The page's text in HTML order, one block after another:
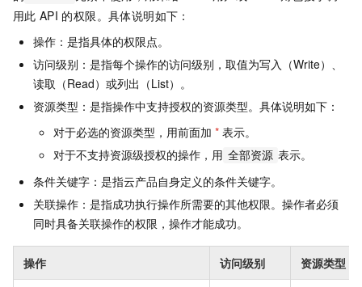
用此 API 的权限。具体说明如下：
操作：是指具体的权限点。
访问级别：是指每个操作的访问级别，取值为写入（Write）、
读取（Read）或列出（List）。
资源类型：是指操作中支持授权的资源类型。具体说明如下：
对于必选的资源类型，用前面加 * 表示。
对于不支持资源级授权的操作，用 全部资源 表示。
条件关键字：是指云产品自身定义的条件关键字。
关联操作：是指成功执行操作所需要的其他权限。操作者必须
同时具备关联操作的权限，操作才能成功。
操作 访问级别 资源类型